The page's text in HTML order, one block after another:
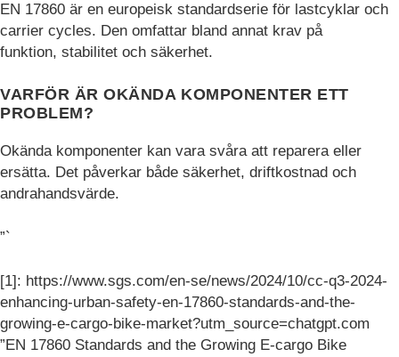
EN 17860 är en europeisk standardserie för lastcyklar och
carrier cycles. Den omfattar bland annat krav på
funktion, stabilitet och säkerhet.
VARFÖR ÄR OKÄNDA KOMPONENTER ETT
PROBLEM?
Okända komponenter kan vara svåra att reparera eller
ersätta. Det påverkar både säkerhet, driftkostnad och
andrahandsvärde.
”`
[1]: https://www.sgs.com/en-se/news/2024/10/cc-q3-2024-
enhancing-urban-safety-en-17860-standards-and-the-
growing-e-cargo-bike-market?utm_source=chatgpt.com
”EN 17860 Standards and the Growing E-cargo Bike